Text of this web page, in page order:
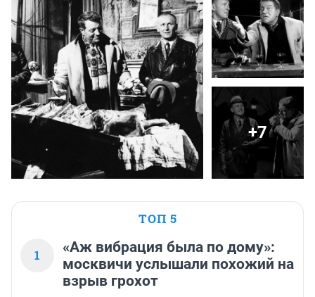
+7
ТОП 5
1
«Аж вибрация была по дому»:
москвичи услышали похожий на
взрыв грохот